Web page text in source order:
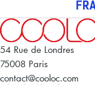
54 Rue de Londres
75008 Paris
contact@cooloc.com